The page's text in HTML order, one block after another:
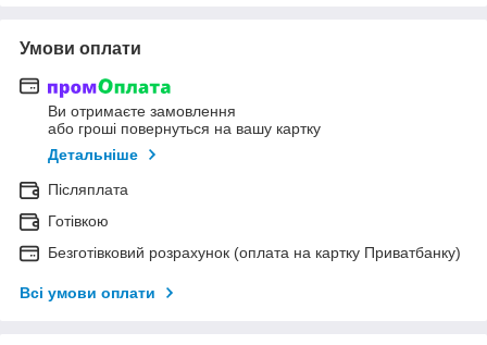
Умови оплати
Ви отримаєте замовлення
або гроші повернуться на вашу картку
Детальніше
Післяплата
Готівкою
Безготівковий розрахунок (оплата на картку Приватбанку)
Всі умови оплати